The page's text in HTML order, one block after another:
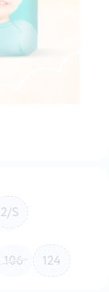
2/S
106 124